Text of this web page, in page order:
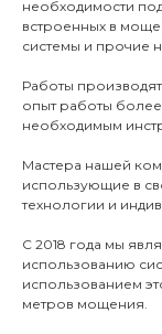
необходимости
встроенных в
системы и прочие
Работы
опыт работы
необходимым
Мастера нашей
использующие в
технологии и
С 2018 года мы
использованию
использованием
метров мощения.